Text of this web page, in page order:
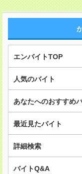
エンバイトTOP
人気のバイト
あなたへのおすすめ
最近見たバイト
詳細検索
バイトQ&A